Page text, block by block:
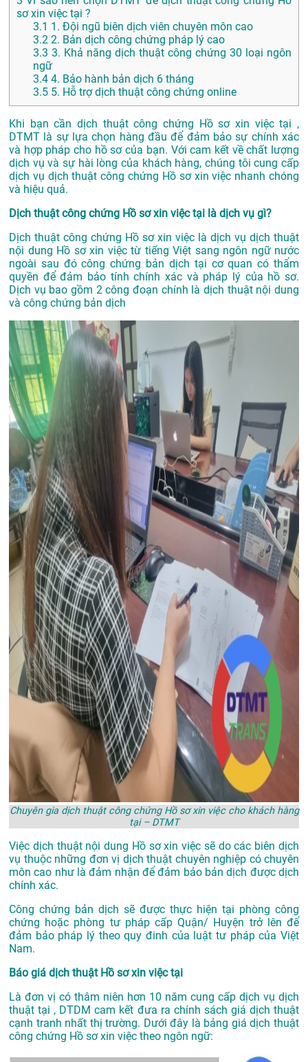
sơ xin việc tại ?
3.1 1. Đội ngũ biên dịch viên chuyên môn cao
3.2 2. Bản dịch công chứng pháp lý cao
3.3 3. Khả năng dịch thuật công chứng 30 loại ngôn
ngữ
3.4 4. Bảo hành bản dịch 6 tháng
3.5 5. Hỗ trợ dịch thuật công chứng online
Khi bạn cần dịch thuật công chứng Hồ sơ xin việc tại ,
DTMT là sự lựa chọn hàng đầu để đảm bảo sự chính xác
và hợp pháp cho hồ sơ của bạn. Với cam kết về chất lượng
dịch vụ và sự hài lòng của khách hàng, chúng tôi cung cấp
dịch vụ dịch thuật công chứng Hồ sơ xin việc nhanh chóng
và hiệu quả.
Dịch thuật công chứng Hồ sơ xin việc tại là dịch vụ gì?
Dịch thuật công chứng Hồ sơ xin việc là dịch vụ dịch thuật
nội dung Hồ sơ xin việc từ tiếng Việt sang ngôn ngữ nước
ngoài sau đó công chứng bản dịch tại cơ quan có thẩm
quyền để đảm bảo tính chính xác và pháp lý của hồ sơ.
Dịch vụ bao gồm 2 công đoạn chính là dịch thuật nội dung
và công chứng bản dịch
Chuyên gia dịch thuật công chứng Hồ sơ xin việc cho khách hàng
tại – DTMT
Việc dịch thuật nội dung Hồ sơ xin việc sẽ do các biên dịch
vụ thuộc những đơn vị dịch thuật chuyên nghiệp có chuyên
môn cao như là đảm nhận để đảm bảo bản dịch được dịch
chính xác.
Công chứng bản dịch sẽ được thực hiện tại phòng công
chứng hoặc phòng tư pháp cấp Quận/ Huyện trở lên để
đảm bảo pháp lý theo quy đinh của luật tư pháp của Việt
Nam.
Báo giá dịch thuật Hồ sơ xin việc tại
Là đơn vị có thâm niên hơn 10 năm cung cấp dịch vụ dịch
thuật tại , DTDM cam kết đưa ra chính sách giá dịch thuật
cạnh tranh nhất thị trường. Dưới đây là bảng giá dịch thuật
công chứng Hồ sơ xin việc theo ngôn ngữ: